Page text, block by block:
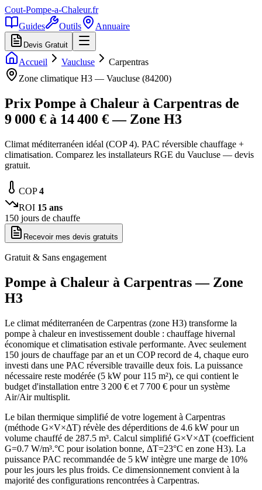
Cout-Pompe-a-Chaleur.fr
Guides
Outils Annuaire
Devis Gratuit
Accueil Vaucluse
Carpentras
Zone climatique H3 — Vaucluse (84200)
Prix Pompe à Chaleur à Carpentras de
9 000 € à 14 400 € — Zone H3
Climat méditerranéen idéal (COP 4). PAC réversible chauffage +
climatisation. Comparez les installateurs RGE du Vaucluse — devis
gratuit.
COP4
ROI 15 ans
150 jours de chauffe
Recevoir mes devis gratuits
Gratuit & Sans engagement
Pompe à Chaleur à Carpentras— Zone
H3
Le climat méditerranéen de Carpentras (zone H3) transforme la
pompe à chaleur en investissement double : chauffage hivernal
économique et climatisation estivale performante. Avec seulement
150 jours de chauffage par an et un COP record de 4, chaque euro
investi dans une PAC réversible travaille deux fois. La puissance
nécessaire reste modérée (5 kW pour 115 m²), ce qui contient le
budget d'installation entre 3 200 € et 7 700 € pour un système
Air/Air multisplit.
Le bilan thermique simplifié de votre logement à Carpentras
(méthode G×V×ΔT) révèle des déperditions de 4.6 kW pour un
volume chauffé de 287.5 m³. Calcul simplifié G×V×ΔT (coefficient
G=0.7 W/m³.°C pour isolation bonne, ΔT=23°C en zone H3). La
puissance PAC recommandée de 5 kW intègre une marge de 10%
pour les jours les plus froids. Ce dimensionnement convient à la
majorité des configurations rencontrées à Carpentras.